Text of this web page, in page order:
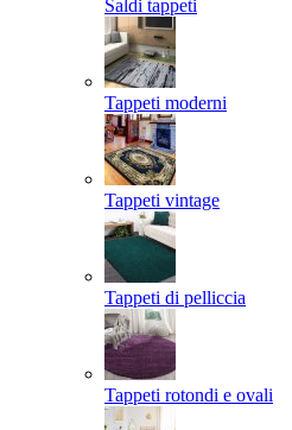
Saldi tappeti
Tappeti moderni
Tappeti vintage
Tappeti di pelliccia
Tappeti rotondi e ovali